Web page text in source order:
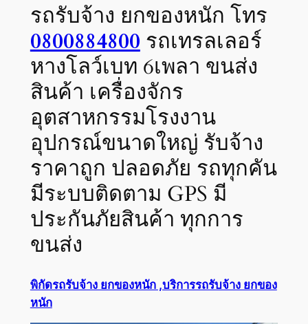
รถรับจ้าง ยกของหนัก โทร
0800884800 รถเทรลเลอร์
หางโลว์เบท 6เพลา ขนส่ง
สินค้า เครื่องจักร
อุตสาหกรรมโรงงาน
อุปกรณ์ขนาดใหญ่ รับจ้าง
ราคาถูก ปลอดภัย รถทุกคัน
มีระบบติดตาม GPS มี
ประกันภัยสินค้า ทุกการ
ขนส่ง
พิกัดรถรับจ้าง ยกของหนัก ,บริการรถรับจ้าง ยกของ
หนัก